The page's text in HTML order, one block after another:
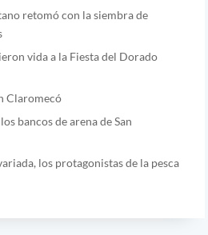
retomó con la siembra de
vida a la Fiesta del Dorado
Claromecó
bancos de arena de San
los protagonistas de la pesca